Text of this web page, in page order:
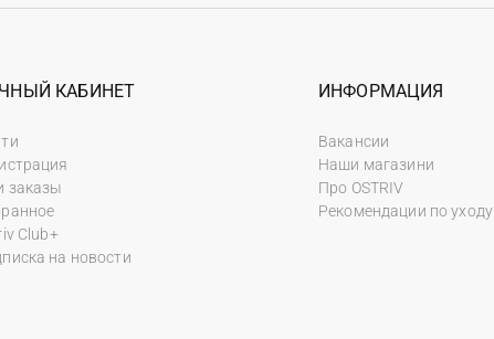
КАБИНЕТ
заказы
Club+
на новости
ИНФОРМАЦИЯ
Вакансии
Наши магазини
Про OSTRIV
Рекомендации по уходу